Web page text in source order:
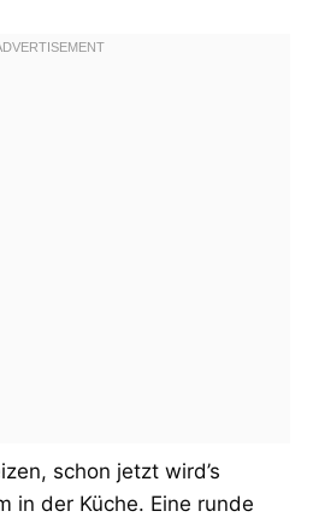
schon jetzt wird’s
in der Küche. Eine runde